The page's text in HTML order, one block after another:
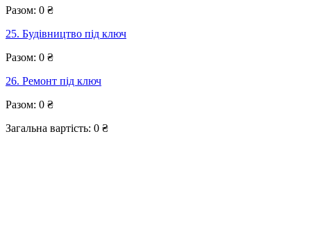
Разом: 0 ₴
25. Будівництво під ключ
Разом: 0 ₴
26. Ремонт під ключ
Разом: 0 ₴
Загальна вартість: 0 ₴